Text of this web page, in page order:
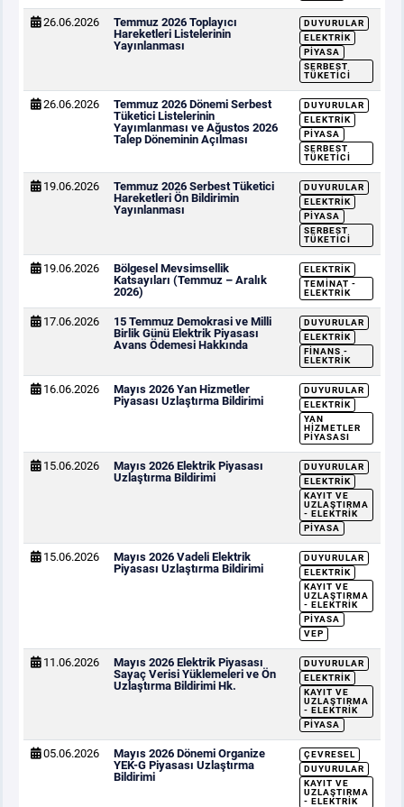
26.06.2026
Temmuz 2026 Toplayıcı
Hareketleri Listelerinin
Yayınlanması
DUYURULAR
ELEKTRIK
PIYASA
SERBEST
TÜKETICI
26.06.2026
Temmuz 2026 Dönemi Serbest
Tüketici Listelerinin
Yayımlanması ve Ağustos 2026
Talep Döneminin Açılması
DUYURULAR
ELEKTRIK
PIYASA
SERBEST
TÜKETICI
19.06.2026
Temmuz 2026 Serbest Tüketici
Hareketleri Ön Bildirimin
Yayınlanması
DUYURULAR
ELEKTRIK
PIYASA
SERBEST
TÜKETICI
19.06.2026
Bölgesel Mevsimsellik
Katsayıları (Temmuz – Aralık
2026)
ELEKTRIK
TEMINAT -
ELEKTRIK
17.06.2026
15 Temmuz Demokrasi ve Milli
Birlik Günü Elektrik Piyasası
Avans Ödemesi Hakkında
DUYURULAR
ELEKTRIK
FINANS -
ELEKTRIK
16.06.2026
Mayıs 2026 Yan Hizmetler
Piyasası Uzlaştırma Bildirimi
DUYURULAR
ELEKTRIK
YAN
HIZMETLER
PIYASASI
15.06.2026
Mayıs 2026 Elektrik Piyasası
Uzlaştırma Bildirimi
DUYURULAR
ELEKTRIK
KAYIT VE
UZLAŞTIRMA
- ELEKTRIK
PIYASA
15.06.2026
Mayıs 2026 Vadeli Elektrik
Piyasası Uzlaştırma Bildirimi
DUYURULAR
ELEKTRIK
KAYIT VE
UZLAŞTIRMA
- ELEKTRIK
PIYASA
VEP
11.06.2026
Mayıs 2026 Elektrik Piyasası
Sayaç Verisi Yüklemeleri ve Ön
Uzlaştırma Bildirimi Hk.
DUYURULAR
ELEKTRIK
KAYIT VE
UZLAŞTIRMA
- ELEKTRIK
PIYASA
05.06.2026
Mayıs 2026 Dönemi Organize
YEK-G Piyasası Uzlaştırma
Bildirimi
ÇEVRESEL
DUYURULAR
KAYIT VE
UZLAŞTIRMA
- ELEKTRIK